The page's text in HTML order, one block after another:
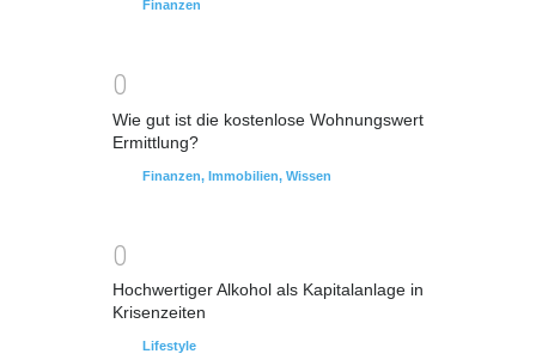
Finanzen
0
Wie gut ist die kostenlose Wohnungswert
Ermittlung?
Finanzen, Immobilien, Wissen
0
Hochwertiger Alkohol als Kapitalanlage in
Krisenzeiten
Lifestyle